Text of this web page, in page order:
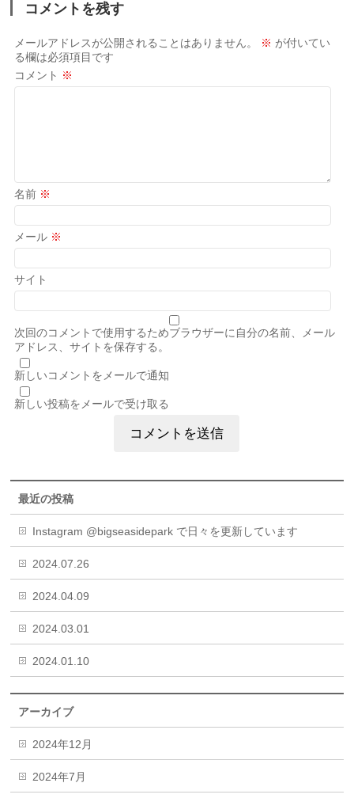
コメントを残す
メールアドレスが公開されることはありません。 ※ が付いてい
る欄は必須項目です
コメント ※
名前 ※
メール ※
サイト
次回のコメントで使用するためブラウザーに自分の名前、メール
アドレス、サイトを保存する。
新しいコメントをメールで通知
新しい投稿をメールで受け取る
最近の投稿
Instagram @bigseasidepark で日々を更新しています
2024.07.26
2024.04.09
2024.03.01
2024.01.10
アーカイブ
2024年12月
2024年7月